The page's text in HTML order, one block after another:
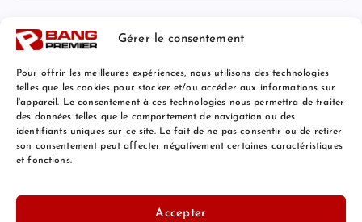
Gérer le consentement
Pour offrir les meilleures expériences, nous utilisons des technologies
telles que les cookies pour stocker et/ou accéder aux informations sur
l'appareil. Le consentement à ces technologies nous permettra de traiter
des données telles que le comportement de navigation ou des
identifiants uniques sur ce site. Le fait de ne pas consentir ou de retirer
son consentement peut affecter négativement certaines caractéristiques
et fonctions.
Accepter
Mentions Légales